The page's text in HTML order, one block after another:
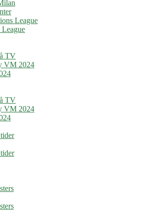
League
League
TV
VM 2024
TV
VM 2024